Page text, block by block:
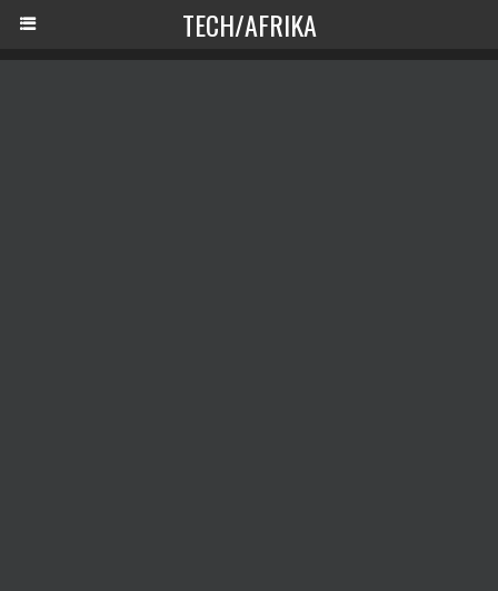
TECH/AFRIKA